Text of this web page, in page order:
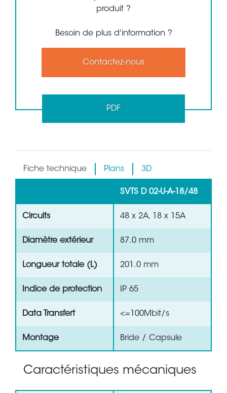
produit ?
Besoin de plus d'information ?
Contactez-nous
PDF
Fiche technique Plans 3D
SVTS D 02-U-A-18/48
Circuits 48 x 2A, 18 x 15A
Diamètre extérieur 87.0 mm
Longueur totale (L) 201.0 mm
Indice de protection IP 65
Data Transfert <=100Mbit/s
Montage Bride / Capsule
Caractéristiques mécaniques